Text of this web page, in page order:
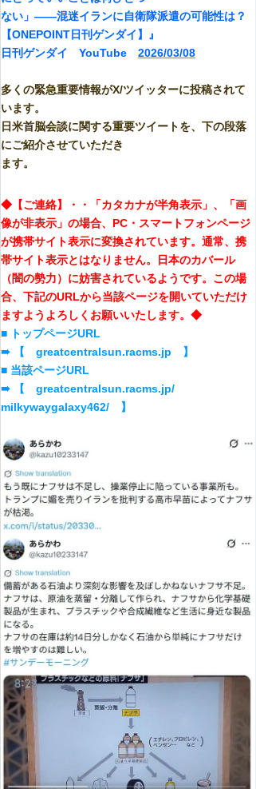
ない」――混迷イランに自衛隊派遣の可能性は？
【ONEPOINT日刊ゲンダイ】』
日刊ゲンダイ YouTube 2026/03/08
多くの緊急重要情報がX/ツイッターに投稿されて
います。
日米首脳会談に関する重要ツイートを、下の段落
にご紹介させていただき
ます。
◆【ご連絡】・・「カタカナが半角表示」、「画
像が非表示」の場合、PC・スマートフォンページ
が携帯サイト表示に変換されています。通常、携
帯サイト表示とはなりません。日本のカバール
（闇の勢力）に妨害されているようです。この場
合、下記のURLから当該ページを開いていただけ
ますようよろしくお願いいたします。◆
■ トップページURL
➠ 【 greatcentralsun.racms.jp 】
■ 当該ページURL
➠ 【 greatcentralsun.racms.jp/
milkywaygalaxy462/ 】